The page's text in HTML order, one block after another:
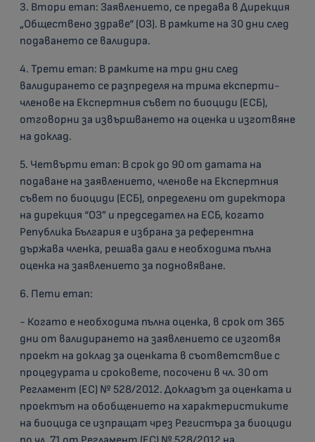
3. Втори етап: Заявлението, се предава в Дирекция
„Обществено здраве“ (ОЗ). В рамките на 30 дни след
подаването се валидира.
4. Трети етап: В рамките на три дни след
валидирането се разпределя на трима експерти-
членове на Експертния съвет по биоциди (ЕСБ),
отговорни за извършването на оценка и изготвяне
на доклад.
5. Четвърти етап: В срок до 90 от датата на
подаване на заявлението, членове на Експертния
съвет по биоциди (ЕСБ), определени от директора
на дирекция “ОЗ” и председател на ЕСБ, когато
Република България е избрана за референтна
държава членка, решава дали е необходима пълна
оценка на заявлението за подновяване.
6. Пети етап:
- Когато е необходима пълна оценка, в срок от 365
дни от валидирането на заявлението се изготвя
проект на доклад за оценката в съответствие с
процедурата и сроковете, посочени в чл. 30 от
Регламент (ЕС) № 528/2012. Докладът за оценката и
проектът на обобщението на характеристиките
на биоцида се изпращат чрез Регистъра за биоциди